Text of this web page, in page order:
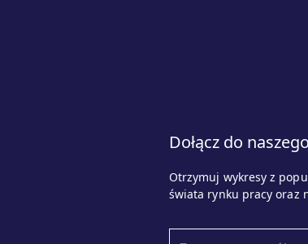
Dołącz do
Otrzymuj wykresy z
świata rynku pracy oraz